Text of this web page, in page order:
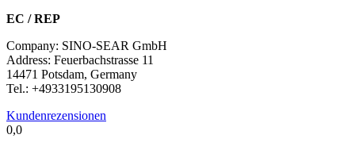
EC / REP
Company: SINO-SEAR GmbH
Address: Feuerbachstrasse 11
14471 Potsdam, Germany
Tel.: +4933195130908
Kundenrezensionen
0,0